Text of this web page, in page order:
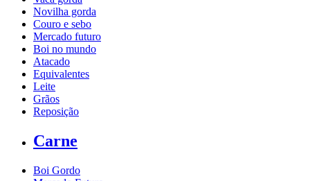
Novilha gorda
Couro e sebo
Mercado futuro
Boi no mundo
Atacado
Equivalentes
Leite
Grãos
Reposição
Carne
Boi Gordo